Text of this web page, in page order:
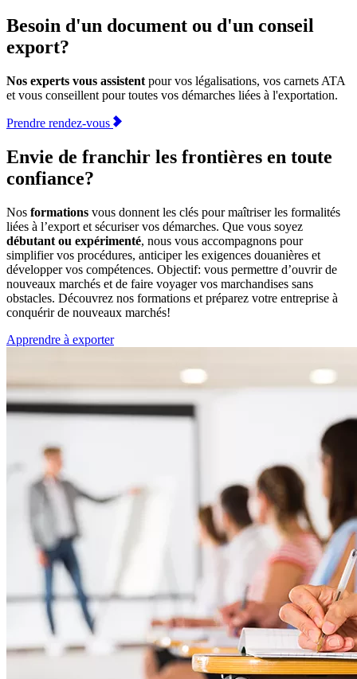
Besoin d'un document ou d'un conseil
export?
Nos experts vous assistent pour vos légalisations, vos carnets ATA
et vous conseillent pour toutes vos démarches liées à l'exportation.
Prendre rendez-vous
Envie de franchir les frontières en toute
confiance?
Nos formations vous donnent les clés pour maîtriser les formalités
liées à l’export et sécuriser vos démarches. Que vous soyez
débutant ou expérimenté, nous vous accompagnons pour
simplifier vos procédures, anticiper les exigences douanières et
développer vos compétences. Objectif: vous permettre d’ouvrir de
nouveaux marchés et de faire voyager vos marchandises sans
obstacles. Découvrez nos formations et préparez votre entreprise à
conquérir de nouveaux marchés!
Apprendre à exporter